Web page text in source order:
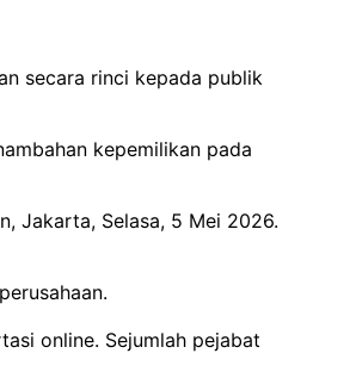
secara rinci kepada publik
kepemilikan pada
Jakarta, Selasa, 5 Mei 2026.
online. Sejumlah pejabat